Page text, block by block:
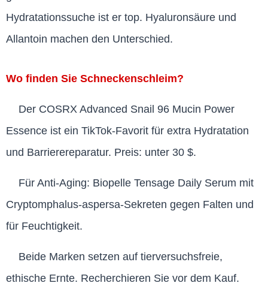
Hydratationssuche ist er top. Hyaluronsäure und
Allantoin machen den Unterschied.
Wo finden Sie Schneckenschleim?
Der COSRX Advanced Snail 96 Mucin Power
Essence ist ein TikTok-Favorit für extra Hydratation
und Barrierereparatur. Preis: unter 30 $.
Für Anti-Aging: Biopelle Tensage Daily Serum mit
Cryptomphalus-aspersa-Sekreten gegen Falten und
für Feuchtigkeit.
Beide Marken setzen auf tierversuchsfreie,
ethische Ernte. Recherchieren Sie vor dem Kauf.